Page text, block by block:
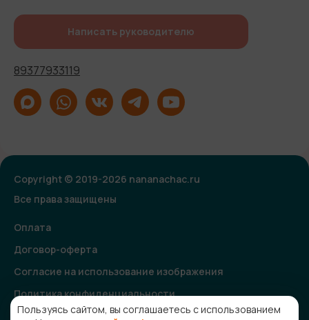
Написать руководителю
89377933119
Copyright © 2019-2026 nananachac.ru
Все права защищены
Оплата
Договор-оферта
Согласие на использование изображения
Политика конфиденциальности
Согласие на получение рекламной и информационной
Пользуясь сайтом, вы соглашаетесь с использованием